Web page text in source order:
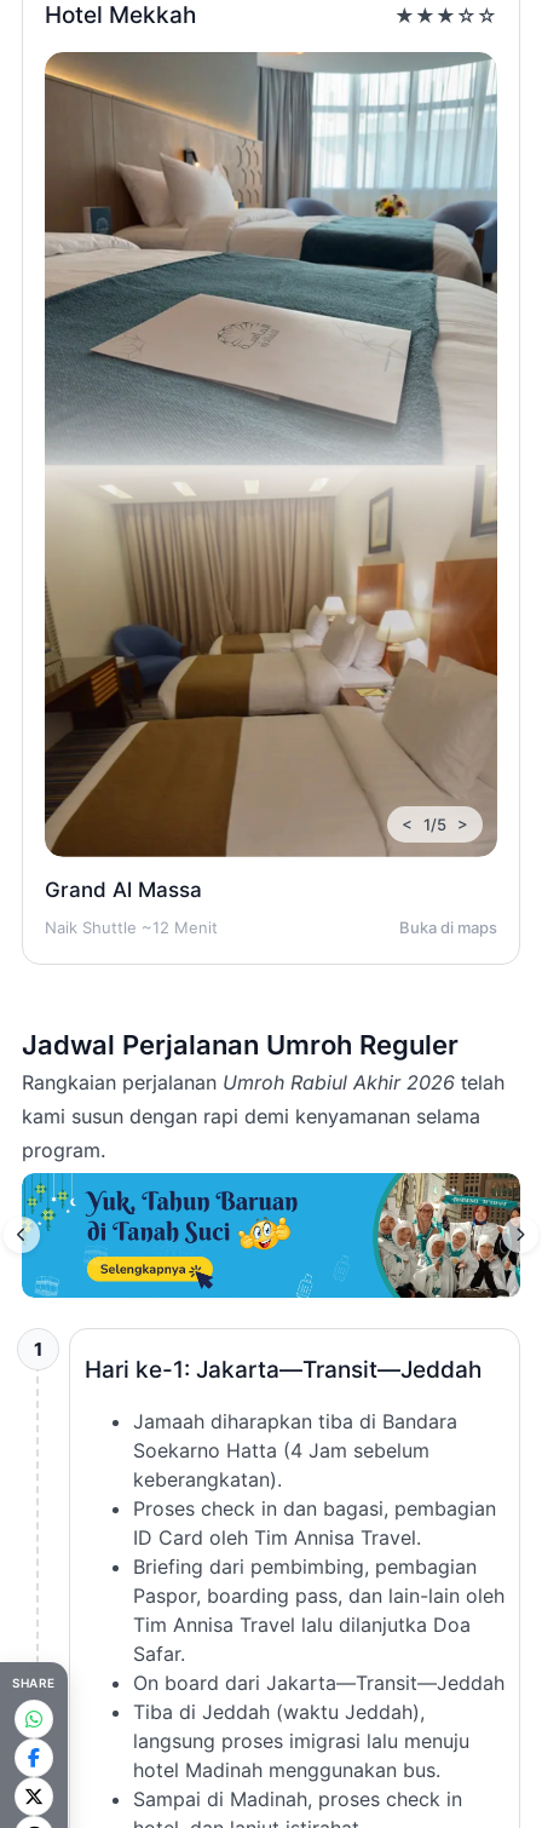
Hotel Mekkah ★★★☆☆
< 1/5 >
Grand Al Massa
Naik Shuttle ~12 Menit Buka di maps
Jadwal Perjalanan Umroh Reguler
Rangkaian perjalanan Umroh Rabiul Akhir 2026 telah
kami susun dengan rapi demi kenyamanan selama
program.
1
Hari ke-1: Jakarta—Transit—Jeddah
Jamaah diharapkan tiba di Bandara
Soekarno Hatta (4 Jam sebelum
keberangkatan).
Proses check in dan bagasi, pembagian
ID Card oleh Tim Annisa Travel.
Briefing dari pembimbing, pembagian
Paspor, boarding pass, dan lain-lain oleh
Tim Annisa Travel lalu dilanjutka Doa
Safar.
On board dari Jakarta—Transit—Jeddah
Tiba di Jeddah (waktu Jeddah),
langsung proses imigrasi lalu menuju
hotel Madinah menggunakan bus.
Sampai di Madinah, proses check in
SHARE